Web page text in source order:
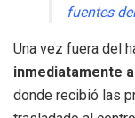
fuentes
Una vez fuera del
inmediatamente
donde recibió las